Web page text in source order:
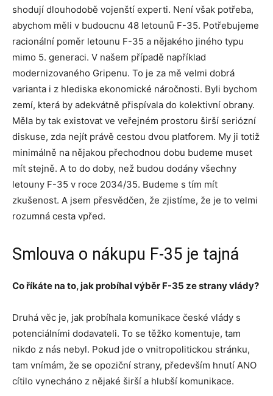
shodují dlouhodobě vojenští experti. Není však potřeba,
abychom měli v budoucnu 48 letounů F-35. Potřebujeme
racionální poměr letounu F-35 a nějakého jiného typu
mimo 5. generaci. V našem případě například
modernizovaného Gripenu. To je za mě velmi dobrá
varianta i z hlediska ekonomické náročnosti. Byli bychom
zemí, která by adekvátně přispívala do kolektivní obrany.
Měla by tak existovat ve veřejném prostoru širší seriózní
diskuse, zda nejít právě cestou dvou platforem. My ji totiž
minimálně na nějakou přechodnou dobu budeme muset
mít stejně. A to do doby, než budou dodány všechny
letouny F-35 v roce 2034/35. Budeme s tím mít
zkušenost. A jsem přesvědčen, že zjistíme, že je to velmi
rozumná cesta vpřed.
Smlouva o nákupu F-35 je tajná
Co říkáte na to, jak probíhal výběr F-35 ze strany vlády?
Druhá věc je, jak probíhala komunikace české vlády s
potenciálními dodavateli. To se těžko komentuje, tam
nikdo z nás nebyl. Pokud jde o vnitropolitickou stránku,
tam vnímám, že se opoziční strany, především hnutí ANO
cítilo vynecháno z nějaké širší a hlubší komunikace.